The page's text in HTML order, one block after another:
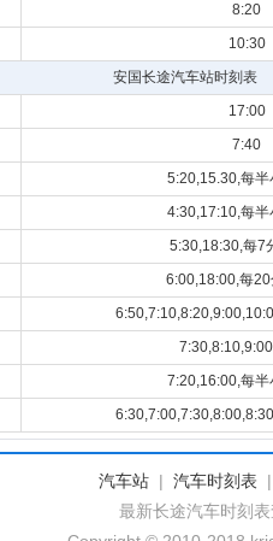
8:20
10:30
安国长途汽车站时刻表
17:00
7:40
5:20,15.30,每半
4:30,17:10,每半
5:30,18:30,每7
6:00,18:00,每
7:20,16:00,每半
汽车站 | 汽车时刻表
最新长途汽车时刻